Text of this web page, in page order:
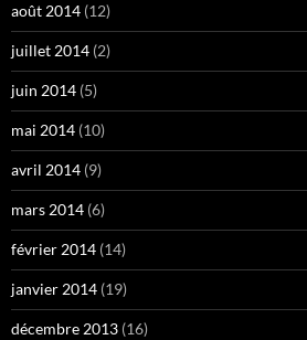
août 2014 (12)
juillet 2014 (2)
juin 2014 (5)
mai 2014 (10)
avril 2014 (9)
mars 2014 (6)
février 2014 (14)
janvier 2014 (19)
décembre 2013 (16)